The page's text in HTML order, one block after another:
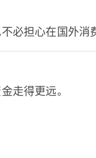
必担心在国外消
走得更远。